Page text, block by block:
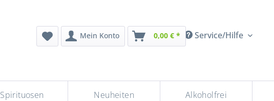
Service/Hilfe
Mein Konto 0,00 € *
Spirituosen Neuheiten Alkoholfrei